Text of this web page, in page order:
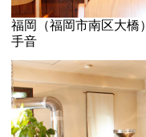
福岡（福岡市南区大橋）
手音